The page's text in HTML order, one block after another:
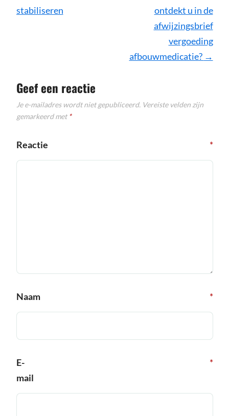
navigatie
stabiliseren
ontdekt u in de
afwijzingsbrief
vergoeding
afbouwmedicatie? →
Geef een reactie
Je e-mailadres wordt niet gepubliceerd. Vereiste velden zijn
gemarkeerd met*
Reactie *
Naam *
E-
mail
*